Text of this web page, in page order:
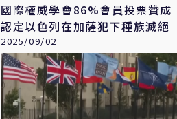
國際權威學會86%會員投票贊成
認定以色列在加薩犯下種族滅絕
2025/09/02